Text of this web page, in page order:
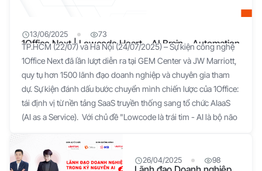
13/06/2025 73
1Office Next | Lowcode Heart – AI Brain – Automation
Goal (As You Imagine)
TP.HCM (22/07) và Hà Nội (24/07/2025) – Sự kiện công nghệ
1Office Next đã lần lượt diễn ra tại GEM Center và JW Marriott,
quy tụ hơn 1500 lãnh đạo doanh nghiệp và chuyên gia tham
dự. Sự kiện đánh dấu bước chuyển mình chiến lược của 1Office:
tái định vị từ nền tảng SaaS truyền thống sang tổ chức AIaaS
(AI as a Service). Với chủ đề "Lowcode là trái tim - AI là bộ não
hành mới: nơi mỗi CEO có thể thiết lập hệ thống doanh nghiệp
theo cách mình tưởng tượng. Trải nghiệm hệ sinh thái công
26/04/2025 98